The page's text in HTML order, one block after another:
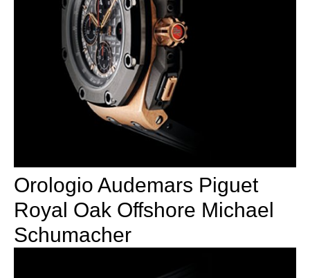
Orologio Audemars Piguet
Royal Oak Offshore Michael
Schumacher